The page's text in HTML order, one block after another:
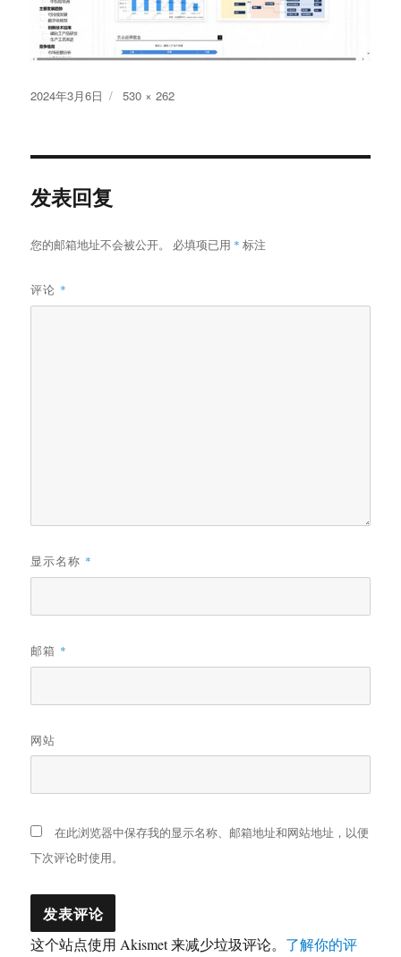
发
2024年3月6日
原
寸
530 × 262
发表回复
您的邮箱地址不会被公开。 必填项已用 * 标注
评论 *
显示名称 *
邮箱 *
网站
在此浏览器中保存我的显示名称、邮箱地址和网站地址，以便
下次评论时使用。
这个站点使用 Akismet 来减少垃圾评论。 了解你的评